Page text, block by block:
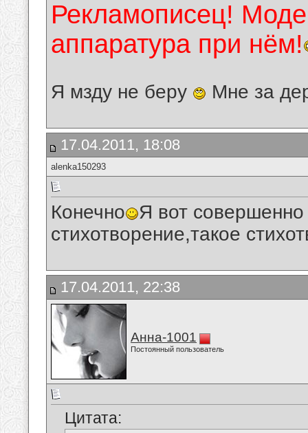
Рекламописец!
аппаратура при нём!
Я мзду не беру Мне за
17.04.2011, 18:08
alenka150293
Конечно
Я вот совершенно
стихотворение,такое
17.04.2011, 22:38
Анна-1001
Постоянный пользователь
Цитата: